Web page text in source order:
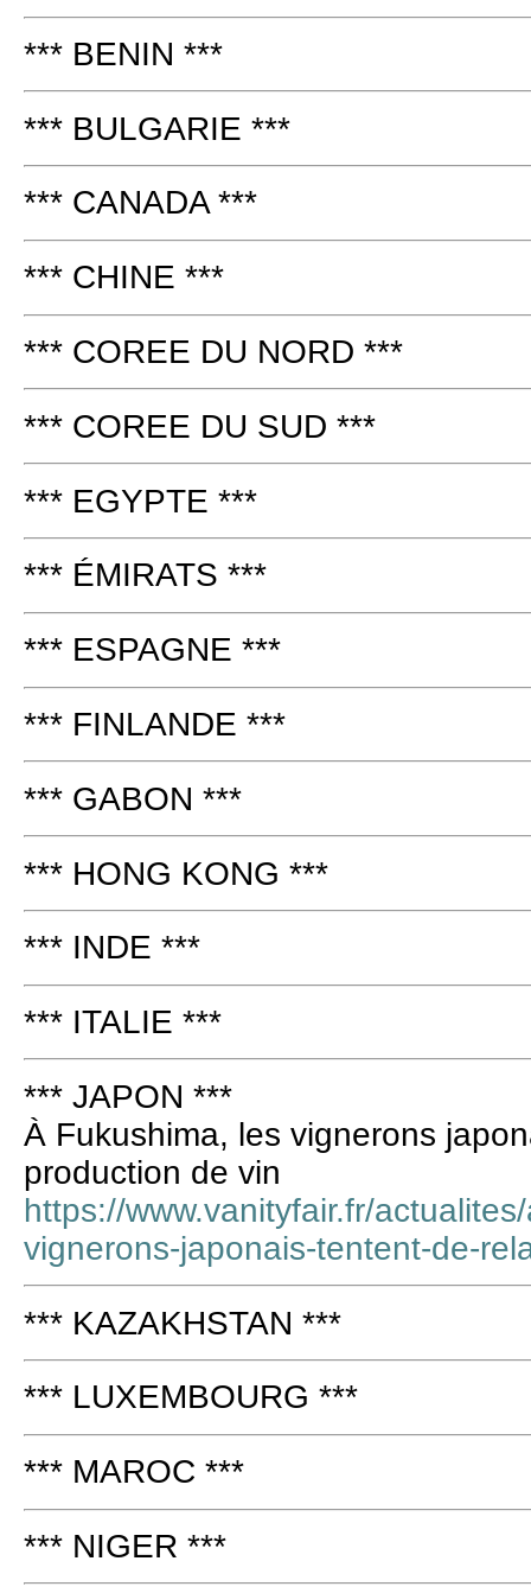
*** BENIN ***
*** BULGARIE ***
*** CANADA ***
*** CHINE ***
*** COREE DU NORD ***
*** COREE DU SUD ***
*** EGYPTE ***
*** ÉMIRATS ***
*** ESPAGNE ***
*** FINLANDE ***
*** GABON ***
*** HONG KONG ***
*** INDE ***
*** ITALIE ***
*** JAPON ***
À Fukushima, les vignerons
production de vin
https://www.vanityfair.fr/
vignerons-japonais-tentent-de-
*** KAZAKHSTAN ***
*** LUXEMBOURG ***
*** MAROC ***
*** NIGER ***